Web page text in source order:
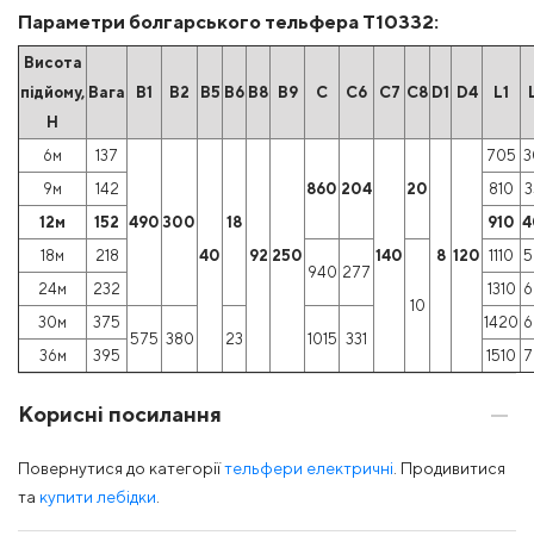
Параметри болгарського тельфера Т10332:
Висота
підйому,
Н
Вага B1 B2 B5 B6 B8 B9 C C6 C7 C8 D1 D4 L1
6м 137
490 300
40
18
92 250
860 204
140
20
8 120
705
9м
142 810
12м
152 910
18м
218
940 277
10
1110
24м
232 1310
30м
375
575 380 23 1015 331
1420
36м
395 1510
Корисні посилання
Повернутися до категоріїтельфери електричні . Продивитися
та купити лебідки